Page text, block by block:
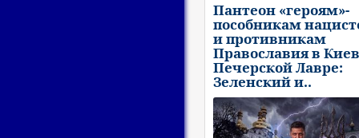
Пантеон «героям»-
пособникам
и противникам
Православия в
Печерской Лавре:
Зеленский и..